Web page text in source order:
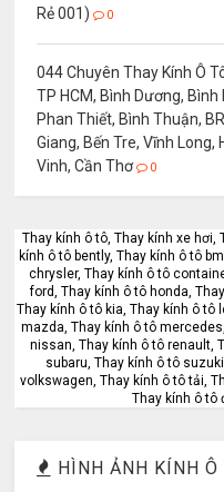
Rẻ 001)
0
044 Chuyên Thay Kính Ô
TP HCM, Bình Dương,
Phan Thiết, Bình Thuận,
Giang, Bến Tre, Vĩnh Long,
Vinh, Cần Thơ
0
Thay kính ô tô, Thay kính xe hơi,
kính ô tô bently, Thay kính ô tô
chrysler, Thay kính ô tô
ford, Thay kính ô tô honda,
Thay kính ô tô kia, Thay kính ô tô
mazda, Thay kính ô tô
nissan, Thay kính ô tô renault,
subaru, Thay kính ô tô
volkswagen, Thay kính ô tô tải,
Thay kính ô tô
HÌNH ẢNH KÍNH Ô